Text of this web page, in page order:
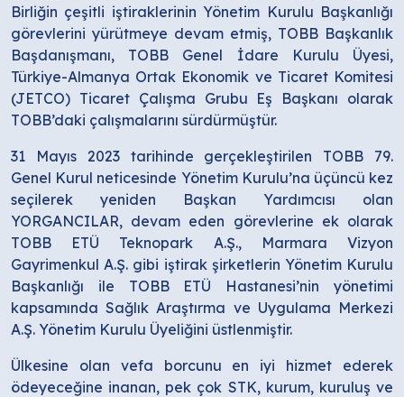
Birliğin çeşitli iştiraklerinin Yönetim Kurulu Başkanlığı
görevlerini yürütmeye devam etmiş, TOBB Başkanlık
Başdanışmanı, TOBB Genel İdare Kurulu Üyesi,
Türkiye-Almanya Ortak Ekonomik ve Ticaret Komitesi
(JETCO) Ticaret Çalışma Grubu Eş Başkanı olarak
TOBB’daki çalışmalarını sürdürmüştür.
31 Mayıs 2023 tarihinde gerçekleştirilen TOBB 79.
Genel Kurul neticesinde Yönetim Kurulu’na üçüncü kez
seçilerek yeniden Başkan Yardımcısı olan
YORGANCILAR, devam eden görevlerine ek olarak
TOBB ETÜ Teknopark A.Ş., Marmara Vizyon
Gayrimenkul A.Ş. gibi iştirak şirketlerin Yönetim Kurulu
Başkanlığı ile TOBB ETÜ Hastanesi’nin yönetimi
kapsamında Sağlık Araştırma ve Uygulama Merkezi
A.Ş. Yönetim Kurulu Üyeliğini üstlenmiştir.
Ülkesine olan vefa borcunu en iyi hizmet ederek
ödeyeceğine inanan, pek çok STK, kurum, kuruluş ve